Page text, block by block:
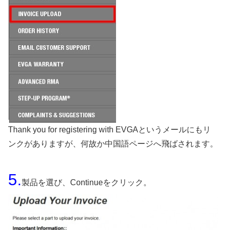
Thank you for registering with EVGAというメールにもリ
ンクがありますが、何故か中国語ページへ飛ばされます。
5.製品を選び、Continueをクリック。